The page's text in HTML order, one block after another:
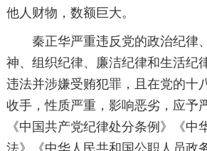
他人财物，数额巨大。
秦正华严重违反党的政治纪律
神、组织纪律、廉洁纪律和生活纪
违法并涉嫌受贿犯罪，且在党的十
收手，性质严重，影响恶劣，应予
《中国共产党纪律处分条例》《中